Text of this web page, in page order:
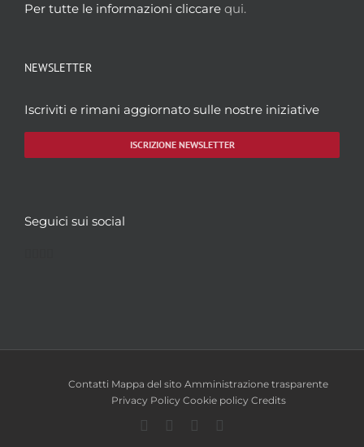
Per tutte le informazioni cliccare qui.
NEWSLETTER
Iscriviti e rimani aggiornato sulle nostre iniziative
ISCRIZIONE NEWSLETTER
Seguici sui social
Contatti Mappa del sito Amministrazione trasparente
Privacy Policy Cookie policy Credits
Facebook
TwitterYouTube